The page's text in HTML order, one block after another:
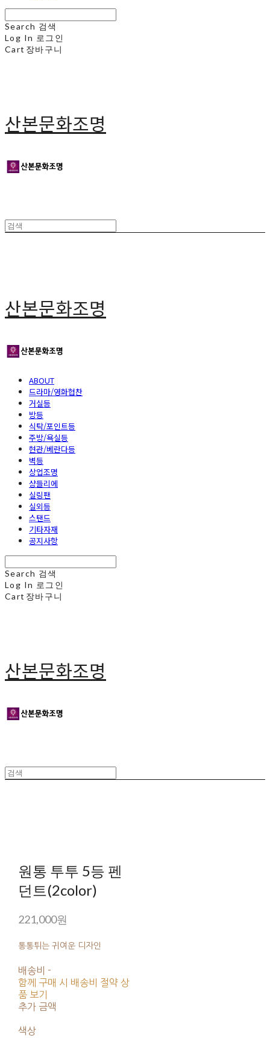
Search 검색
Log In 로그인
Cart 장바구니
산본문화조명
산본문화조명
ABOUT
드라마/영화협찬
거실등
방등
식탁/포인트등
주방/욕실등
현관/베란다등
벽등
상업조명
샹들리에
실링팬
실외등
스탠드
기타자재
공지사항
Search 검색
Log In 로그인
Cart 장바구니
산본문화조명
원통 투투 5등 펜
던트(2color)
221,000원
통통튀는 귀여운 디자인
배송비 -
함께 구매 시 배송비 절약 상
품 보기
추가 금액
색상